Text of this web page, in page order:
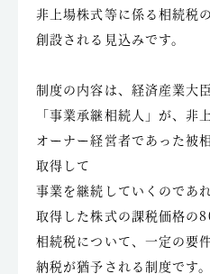
非上場株式等に係る相続税
創設される見込みです。
制度の内容は、経済産業大
「事業承継相続人」が、非
オーナー経営者であった被
取得して
事業を継続していくのであれ
取得した株式の課税価格の
相続税について、一定の要
納税が猶予される制度です。